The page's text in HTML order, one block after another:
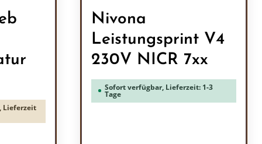
Lieferzeit
Nivona
Leistungsprint V4
230V NICR 7xx
Sofort verfügbar, Lieferzeit: 1-3
Tage